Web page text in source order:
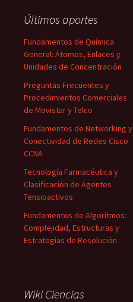
Últimos aportes
Fundamentos de Química
General: Átomos, Enlaces y
Unidades de Concentración
Preguntas Frecuentes y
Procedimientos Comerciales
de Movistar y Telco
Fundamentos de Networking y
Conectividad de Redes Cisco
CCNA
Tecnología Farmacéutica y
Clasificación de Agentes
Tensioactivos
Fundamentos de Algoritmos:
Complejidad, Estructuras y
Estrategias de Resolución
Wiki Ciencias